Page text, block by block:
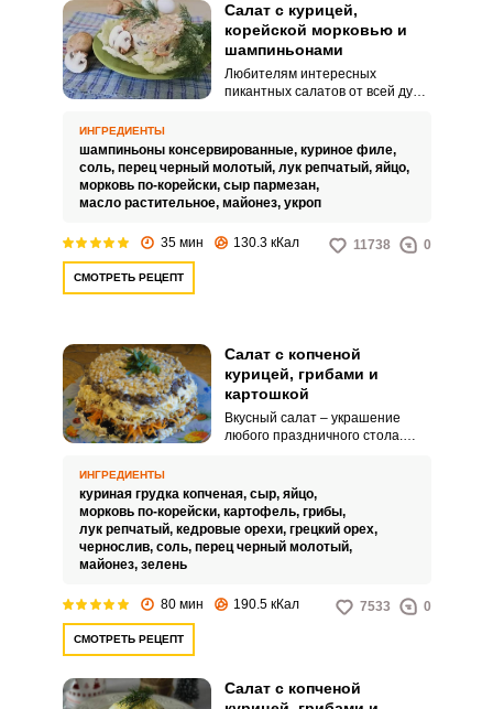
Салат с курицей,
корейской морковью и
шампиньонами
Любителям интересных
пикантных салатов от всей души
рецептом и приготовить салат с
курицей, корейской морковью и
шампиньонами. Процесс
приготовления такого салата не
доставит массу удовольствий.
ИНГРЕДИЕНТЫ
шампиньоны консервированные, куриное филе,
соль, перец черный молотый, лук репчатый, яйцо,
морковь по-корейски, сыр пармезан,
масло растительное, майонез, укроп
35 мин 130.3 кКал 11738 0
СМОТРЕТЬ РЕЦЕПТ
Салат с копченой
курицей, грибами и
картошкой
Вкусный салат – украшение
любого праздничного стола.
значение имеет красивая
подача блюда.
ИНГРЕДИЕНТЫ
куриная грудка копченая, сыр, яйцо,
морковь по-корейски, картофель, грибы,
лук репчатый, кедровые орехи, грецкий орех,
чернослив, соль, перец черный молотый,
майонез, зелень
80 мин 190.5 кКал 7533 0
СМОТРЕТЬ РЕЦЕПТ
Салат с копченой